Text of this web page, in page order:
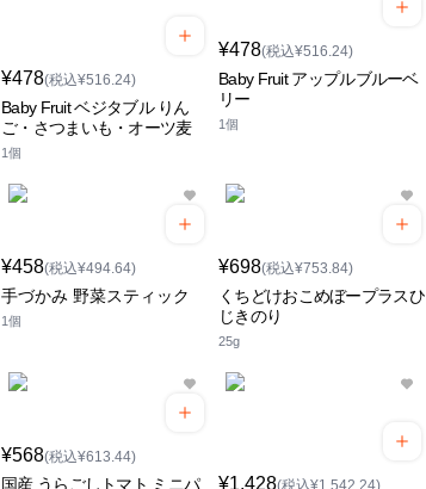
¥478(税込¥516.24)
Baby Fruit ベジタブル りん
ご・さつまいも・オーツ麦
1個
¥478(税込¥516.24)
Baby Fruit アップルブルーベ
リー
1個
¥458(税込¥494.64)
手づかみ 野菜スティック
1個
¥698(税込¥753.84)
くちどけおこめぼープラスひ
じきのり
25g
¥568(税込¥613.44)
国産 うらごしトマト ミニパ ¥1,428(税込¥1,542.24)